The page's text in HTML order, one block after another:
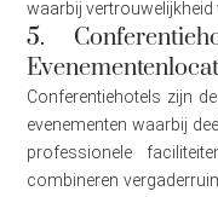
waarbij vertrouwelijkheid
5.
Conferentiehotels zijn
evenementen waarbij
professionele
combineren